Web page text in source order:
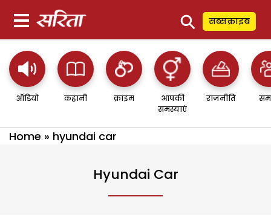
⚲ सब्सक्राइब
ऑडियो कहानी क्राइम
आपकी
समस्याएं
राजनीति
Home » hyundai car
Hyundai Car